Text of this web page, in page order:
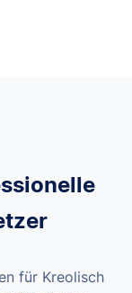
für Kreolisch